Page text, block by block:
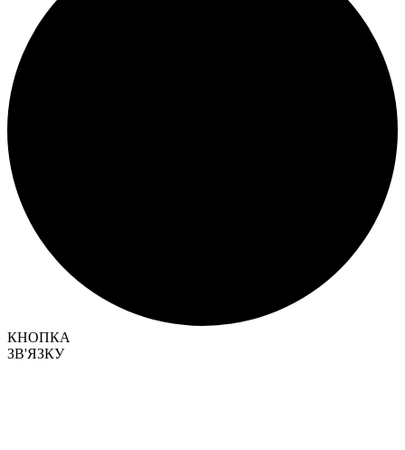
КНОПКА
ЗВ'ЯЗКУ